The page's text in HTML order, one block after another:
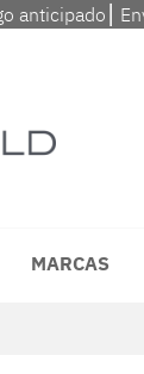
anticipado⎮
MARCAS